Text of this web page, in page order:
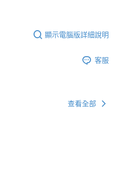
顯示電腦版詳細說明
客服
查看全部